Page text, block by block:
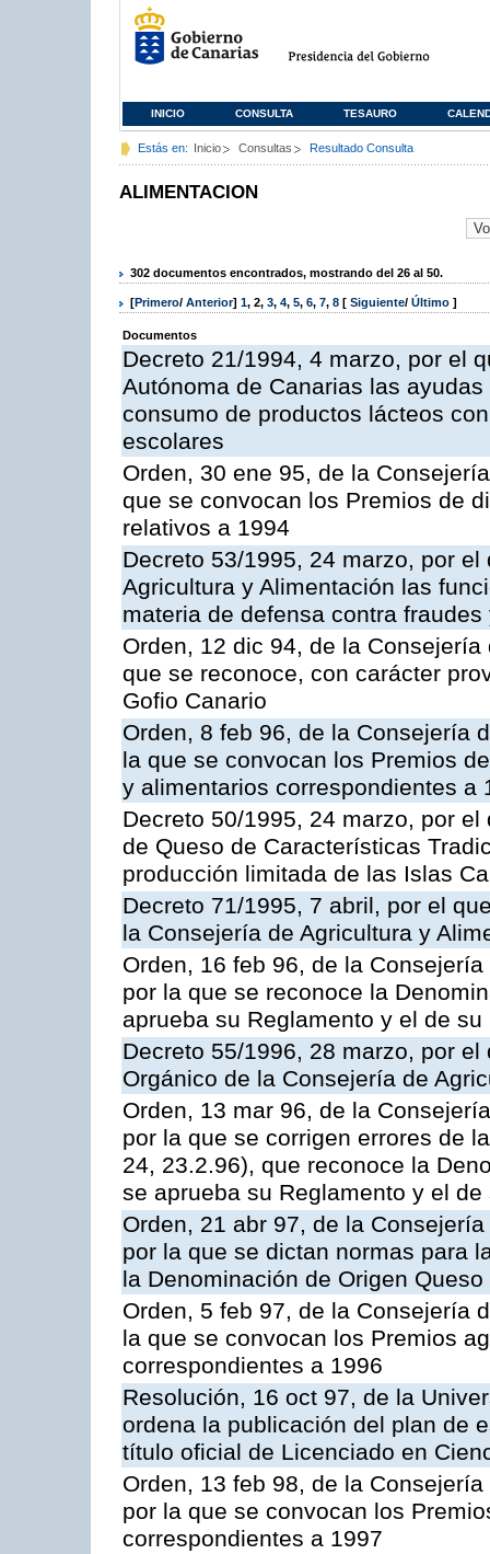
INICIO CONSULTA TESAURO
Estás en: Inicio Consultas Resultado Consulta
ALIMENTACION
302 documentos encontrados, mostrando del 26 al 50.
[Primero/ Anterior] 1, 2, 3, 4, 5, 6, 7, 8 [ Siguiente/ Último ]
Documentos
Decreto 21/1994, 4 marzo, por el
Autónoma de Canarias las
consumo de productos lácteos
escolares
Orden, 30 ene 95, de la
que se convocan los Premios de
relativos a 1994
Decreto 53/1995, 24 marzo, por
Agricultura y Alimentación las
materia de defensa contra
Orden, 12 dic 94, de la
que se reconoce, con carácter
Gofio Canario
Orden, 8 feb 96, de la Consejería
la que se convocan los Premios
y alimentarios correspondientes a
Decreto 50/1995, 24 marzo, por
de Queso de Características
producción limitada de las Islas
Decreto 71/1995, 7 abril, por el
la Consejería de Agricultura y
Orden, 16 feb 96, de la
por la que se reconoce la
aprueba su Reglamento y el de
Decreto 55/1996, 28 marzo, por
Orgánico de la Consejería de
Orden, 13 mar 96, de la
por la que se corrigen errores de
24, 23.2.96), que reconoce la
se aprueba su Reglamento y el
Orden, 21 abr 97, de la
por la que se dictan normas para
la Denominación de Origen
Orden, 5 feb 97, de la Consejería
la que se convocan los Premios
correspondientes a 1996
Resolución, 16 oct 97, de la
ordena la publicación del plan de
título oficial de Licenciado en
Orden, 13 feb 98, de la
por la que se convocan los
correspondientes a 1997